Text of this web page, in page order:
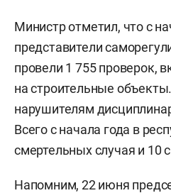
Министр отметил, что с
представители
провели 1 755 проверок,
на строительные
нарушителям
Всего с начала года в
смертельных случая и 10
Напомним, 22 июня